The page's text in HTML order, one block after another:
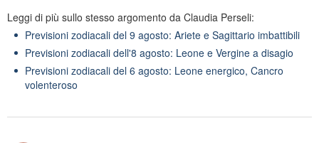
Leggi di più sullo stesso argomento da Claudia Perseli:
Previsioni zodiacali del 9 agosto: Ariete e Sagittario imbattibili
Previsioni zodiacali dell'8 agosto: Leone e Vergine a disagio
Previsioni zodiacali del 6 agosto: Leone energico, Cancro
volenteroso